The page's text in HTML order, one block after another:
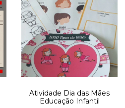
Atividade Dia das Mães
Educação Infantil